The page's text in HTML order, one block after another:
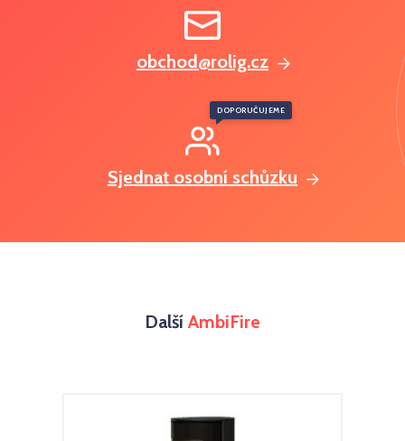
obchod@rolig.cz
Sjednat osobní schůzku
DOPORUČUJEME
Další AmbiFire